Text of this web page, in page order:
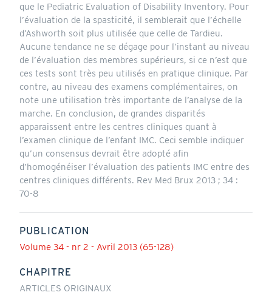
que le Pediatric Evaluation of Disability Inventory. Pour
l’évaluation de la spasticité, il semblerait que l’échelle
d’Ashworth soit plus utilisée que celle de Tardieu.
Aucune tendance ne se dégage pour l’instant au niveau
de l’évaluation des membres supérieurs, si ce n’est que
ces tests sont très peu utilisés en pratique clinique. Par
contre, au niveau des examens complémentaires, on
note une utilisation très importante de l’analyse de la
marche. En conclusion, de grandes disparités
apparaissent entre les centres cliniques quant à
l’examen clinique de l’enfant IMC. Ceci semble indiquer
qu’un consensus devrait être adopté afin
d’homogénéiser l’évaluation des patients IMC entre des
centres cliniques différents. Rev Med Brux 2013 ; 34 :
70-8
PUBLICATION
Volume 34 - nr 2 - Avril 2013 (65-128)
CHAPITRE
ARTICLES ORIGINAUX